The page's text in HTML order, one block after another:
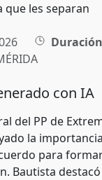
que les separan
con IA
del PP de
la
para
Bautista